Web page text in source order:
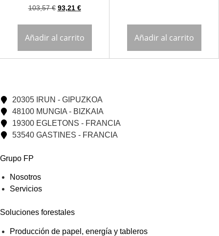
103,57€ 93,21 €
Añadir al carrito Añadir al carrito
20305 IRUN - GIPUZKOA
48100 MUNGIA - BIZKAIA
19300 EGLETONS - FRANCIA
53540 GASTINES - FRANCIA
Grupo FP
Nosotros
Servicios
Soluciones forestales
Producción de papel, energía y tableros